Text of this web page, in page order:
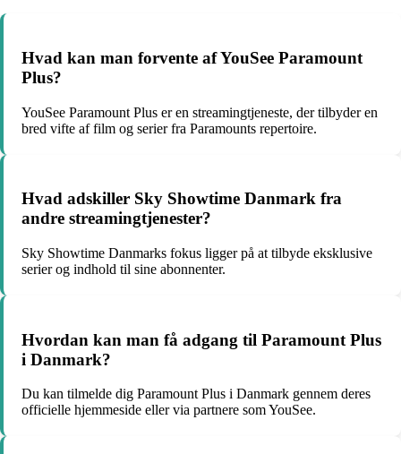
Hvad kan man forvente af YouSee Paramount
Plus?
YouSee Paramount Plus er en streamingtjeneste, der tilbyder en
bred vifte af film og serier fra Paramounts repertoire.
Hvad adskiller Sky Showtime Danmark fra
andre streamingtjenester?
Sky Showtime Danmarks fokus ligger på at tilbyde eksklusive
serier og indhold til sine abonnenter.
Hvordan kan man få adgang til Paramount Plus
i Danmark?
Du kan tilmelde dig Paramount Plus i Danmark gennem deres
officielle hjemmeside eller via partnere som YouSee.